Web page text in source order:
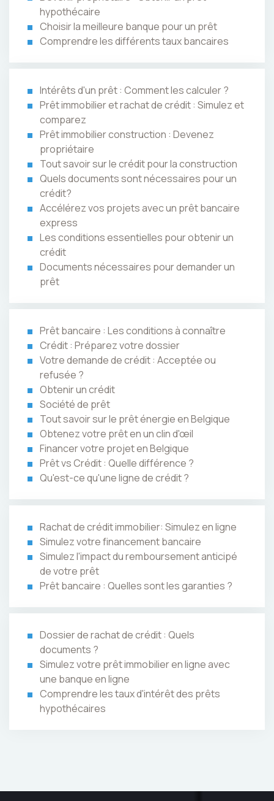
hypothécaire
Choisir la meilleure banque pour un prêt
Comprendre les différents taux bancaires
Intérêts d'un prêt : Comment les calculer ?
Prêt immobilier et rachat de crédit : Simulez et
comparez
Prêt immobilier construction : Devenez
propriétaire
Tout savoir sur le crédit pour la construction
Quels documents sont nécessaires pour un
crédit?
Accélérez vos projets avec un prêt bancaire
express
Les conditions essentielles pour obtenir un
crédit
Documents nécessaires pour demander un
prêt
Prêt bancaire : Les conditions à connaître
Crédit : Préparez votre dossier
Votre demande de crédit : Acceptée ou
refusée ?
Obtenir un crédit
Société de prêt
Tout savoir sur le prêt énergie en Belgique
Obtenez votre prêt en un clin d'œil
Financer votre projet en Belgique
Prêt vs Crédit : Quelle différence ?
Qu'est-ce qu'une ligne de crédit ?
Rachat de crédit immobilier: Simulez en ligne
Simulez votre financement bancaire
Simulez l'impact du remboursement anticipé
de votre prêt
Prêt bancaire : Quelles sont les garanties ?
Dossier de rachat de crédit : Quels
documents ?
Simulez votre prêt immobilier en ligne avec
une banque en ligne
Comprendre les taux d'intérêt des prêts
hypothécaires